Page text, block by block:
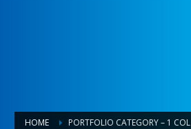
HOME PORTFOLIO CATEGORY – 1 COL